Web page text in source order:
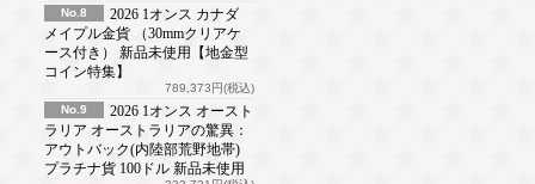
No.8
2026 1オンス カナダ
メイプル金貨 （30mmクリアケ
ース付き） 新品未使用【地金型
コイン特集】
789,373円(税込)
No.9
2026 1オンス オースト
ラリア オーストラリアの驚異：
アウトバック(内陸部荒野地帯)
プラチナ貨 100ドル 新品未使用